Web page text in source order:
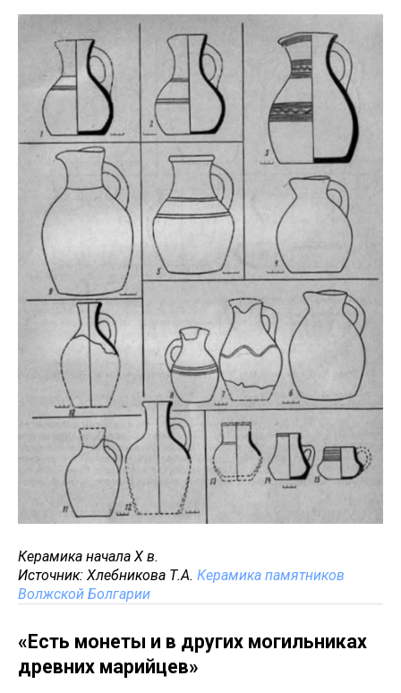
Керамика начала X в.
Источник: Хлебникова Т.А. Керамика памятников
Волжской Болгарии
«Есть монеты и в других могильниках
древних марийцев»